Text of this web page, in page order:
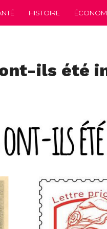
HISTOIRE
ils été